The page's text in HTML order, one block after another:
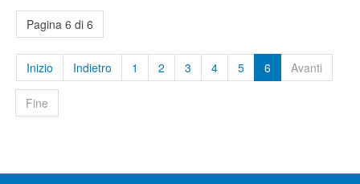
Pagina 6 di 6
Inizio Indietro 1 2 3 4 5 6 Avanti
Fine